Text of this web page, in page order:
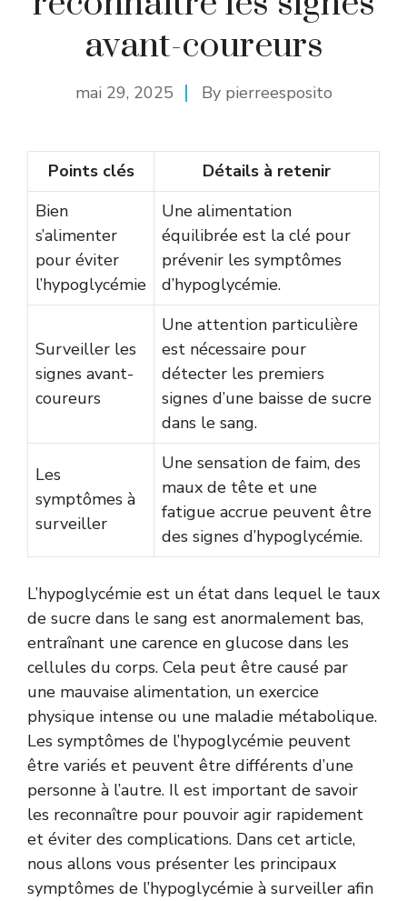
avant-coureurs
mai 29, 2025 By pierreesposito
Points clés
Détails à retenir
Bien
s’alimenter
pour éviter
l’hypoglycémie
Une alimentation
équilibrée est la clé pour
prévenir les symptômes
d’hypoglycémie.
Surveiller les
signes avant-
coureurs
Une attention particulière
est nécessaire pour
détecter les premiers
signes d’une baisse de sucre
dans le sang.
Les
symptômes à
surveiller
Une sensation de faim, des
maux de tête et une
fatigue accrue peuvent être
des signes d’hypoglycémie.
L’hypoglycémie est un état dans lequel le taux
de sucre dans le sang est anormalement bas,
entraînant une carence en glucose dans les
cellules du corps. Cela peut être causé par
une mauvaise alimentation, un exercice
physique intense ou une maladie métabolique.
Les symptômes de l’hypoglycémie peuvent
être variés et peuvent être différents d’une
personne à l’autre. Il est important de savoir
les reconnaître pour pouvoir agir rapidement
et éviter des complications. Dans cet article,
nous allons vous présenter les principaux
symptômes de l’hypoglycémie à surveiller afin